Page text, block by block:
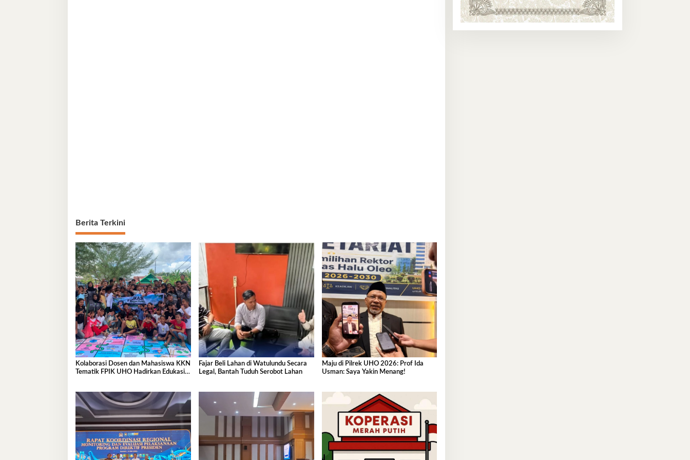
Berita Terkini
Kolaborasi Dosen dan Mahasiswa KKN
Tematik FPIK UHO Hadirkan Edukasi
Fajar Beli Lahan di Watulundu Secara
Legal, Bantah Tuduh Serobot Lahan
Maju di Pilrek UHO 2026: Prof Ida
Usman: Saya Yakin Menang!